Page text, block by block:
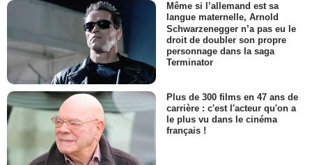
Même si l’allemand est sa
langue maternelle, Arnold
Schwarzenegger n’a pas eu le
droit de doubler son propre
personnage dans la saga
Terminator
Plus de 300 films en 47 ans de
carrière : c'est l'acteur qu'on a
le plus vu dans le cinéma
français !